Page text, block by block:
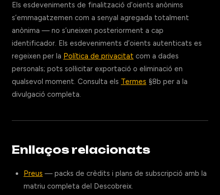
Els esdeveniments de finalització d’oients anònims
s’emmagatzemen com a senyal agregada totalment
anònima — no s’uneixen posteriorment a cap
identificador. Els esdeveniments d’oients autenticats es
regeixen per la Política de privacitat com a dades
personals; pots sol·licitar exportació o eliminació en
qualsevol moment. Consulta els Termes §8b per a la
divulgació completa.
Enllaços relacionats
Preus — packs de crèdits i plans de subscripció amb la
matriu completa del Descobreix.